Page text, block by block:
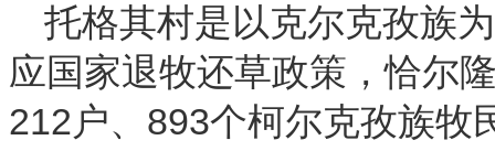
托格其村是以克尔克孜族
应国家退牧还草政策，恰尔
212户、893个柯尔克孜族牧